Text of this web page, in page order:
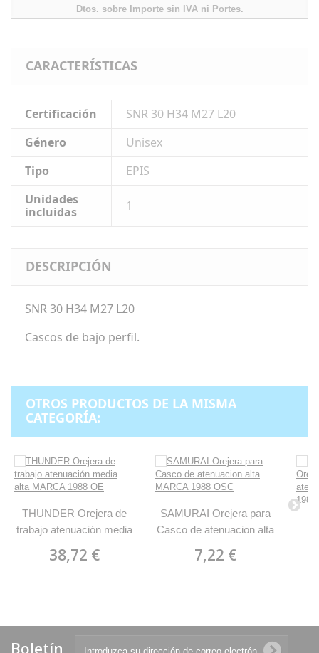
Dtos. sobre Importe sin IVA ni Portes.
CARACTERÍSTICAS
Certificación
SNR 30 H34 M27 L20
Género
Unisex
Tipo
EPIS
Unidades
incluidas
1
DESCRIPCIÓN
SNR 30 H34 M27 L20
Cascos de bajo perfil.
OTROS PRODUCTOS DE LA MISMA
CATEGORÍA:
THUNDER Orejera de
trabajo atenuación media
38,72 €
SAMURAI Orejera para
Casco de atenuacion alta
7,22 €
Boletín